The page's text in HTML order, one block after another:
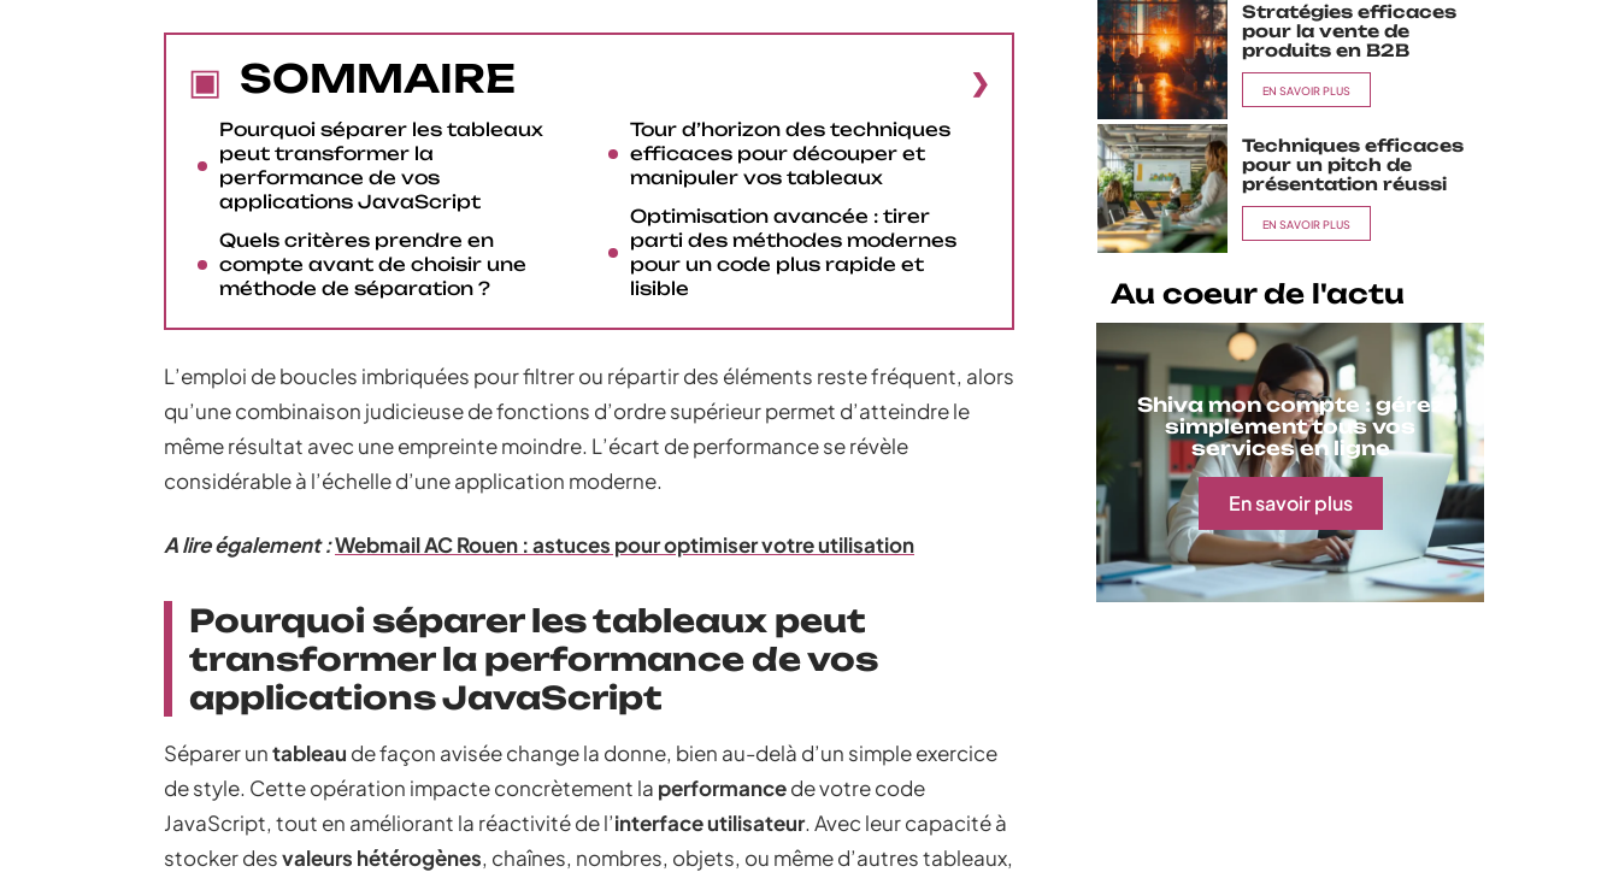
SOMMAIRE
Pourquoi séparer les tableaux
peut transformer la
performance de vos
applications JavaScript
Quels critères prendre en
compte avant de choisir une
méthode de séparation ?
Tour d’horizon des techniques
efficaces pour découper et
manipuler vos tableaux
Optimisation avancée : tirer
parti des méthodes modernes
pour un code plus rapide et
lisible
L’emploi de boucles imbriquées pour filtrer ou répartir des éléments reste fréquent, alors
qu’une combinaison judicieuse de fonctions d’ordre supérieur permet d’atteindre le
même résultat avec une empreinte moindre. L’écart de performance se révèle
considérable à l’échelle d’une application moderne.
A lire également :Webmail AC Rouen : astuces pour optimiser votre utilisation
Pourquoi séparer les tableaux peut
transformer la performance de vos
applications JavaScript
Séparer untableau de façon avisée change la donne, bien au-delà d’un simple exercice
de style. Cette opération impacte concrètement la performancede votre code
JavaScript, tout en améliorant la réactivité de l’interface utilisateur. Avec leur capacité à
stocker desvaleurs hétérogènes, chaînes, nombres, objets, ou même d’autres tableaux,
Stratégies efficaces
pour la vente de
produits en B2B
EN SAVOIR PLUS
Techniques efficaces
pour un pitch de
présentation réussi
EN SAVOIR PLUS
Au coeur de l'actu
Shiva mon compte : gérez
simplement tous vos
services en ligne
En savoir plus